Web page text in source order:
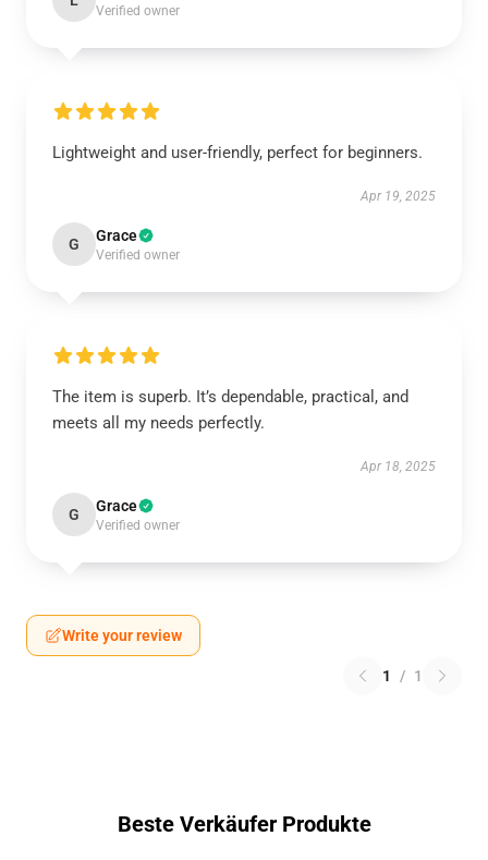
Verified owner
Lightweight and user-friendly, perfect for beginners.
Apr 19, 2025
G Grace
Verified owner
The item is superb. It’s dependable, practical, and
meets all my needs perfectly.
Apr 18, 2025
G Grace
Verified owner
Write your review
1 / 1
Beste Verkäufer Produkte